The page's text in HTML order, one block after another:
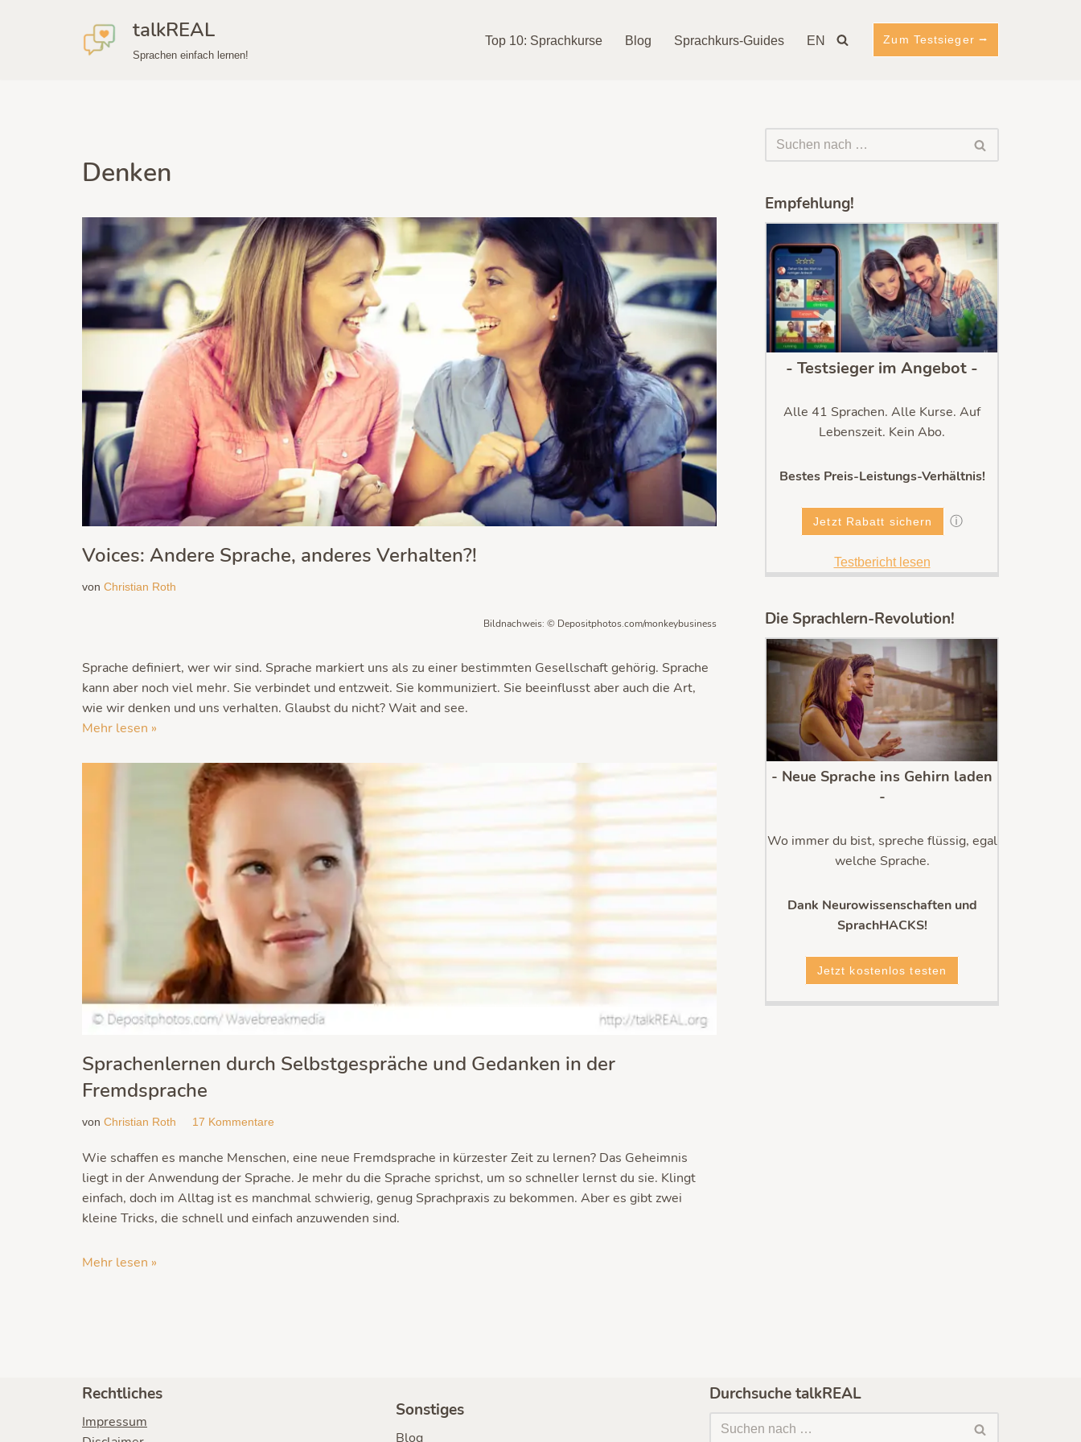
talkREAL
Sprachen einfach lernen!
Top 10: Sprachkurse Blog Sprachkurs-Guides EN Zum Testsieger ⭢
Denken
Voices: Andere Sprache, anderes Verhalten?!
von Christian Roth
Bildnachweis: © Depositphotos.com/monkeybusiness
Sprache definiert, wer wir sind. Sprache markiert uns als zu einer bestimmten Gesellschaft gehörig. Sprache
kann aber noch viel mehr. Sie verbindet und entzweit. Sie kommuniziert. Sie beeinflusst aber auch die Art,
wie wir denken und uns verhalten. Glaubst du nicht? Wait and see.
Mehr lesen »
Sprachenlernen durch Selbstgespräche und Gedanken in der
Fremdsprache
von Christian Roth 17 Kommentare
Wie schaffen es manche Menschen, eine neue Fremdsprache in kürzester Zeit zu lernen? Das Geheimnis
liegt in der Anwendung der Sprache. Je mehr du die Sprache sprichst, um so schneller lernst du sie. Klingt
einfach, doch im Alltag ist es manchmal schwierig, genug Sprachpraxis zu bekommen. Aber es gibt zwei
kleine Tricks, die schnell und einfach anzuwenden sind.
Mehr lesen »
Empfehlung!
- Testsieger im Angebot -
Alle 41 Sprachen. Alle Kurse. Auf
Lebenszeit. Kein Abo.
Bestes Preis-Leistungs-Verhältnis!
Jetzt Rabatt sichern ⓘ
Testbericht lesen
Die Sprachlern-Revolution!
- Neue Sprache ins Gehirn laden
-
Wo immer du bist, spreche flüssig, egal
welche Sprache.
Dank Neurowissenschaften und
SprachHACKS!
Jetzt kostenlos testen
Rechtliches
Impressum
Sonstiges
Blog
Durchsuche talkREAL